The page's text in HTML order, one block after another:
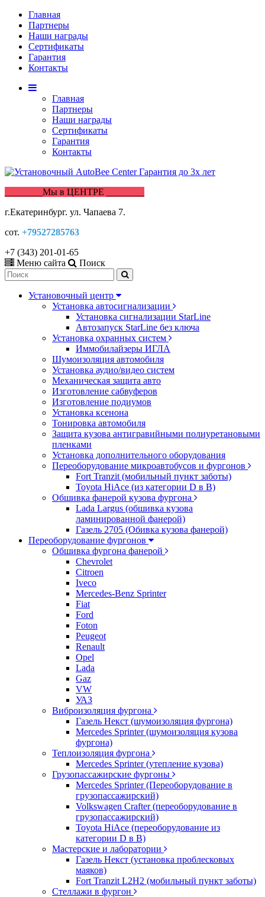
Главная
Партнеры
Наши награды
Сертификаты
Гарантия
Контакты
Главная
Партнеры
Наши награды
Сертификаты
Гарантия
Контакты
________Мы в ЦЕНТРЕ ________
г.Екатеринбург. ул. Чапаева 7.
сот. +79527285763
+7 (343) 201-01-65
Меню сайта
Поиск
Установочный центр
Установка автосигнализации
Установка сигнализации StarLine
Автозапуск StarLine без ключа
Установка охранных систем
Иммобилайзеры ИГЛА
Шумоизоляция автомобиля
Установка аудио/видео систем
Механическая защита авто
Изготовление сабвуферов
Изготовление подиумов
Установка ксенона
Тонировка автомобиля
Защита кузова антигравийными полиуретановыми
пленками
Установка дополнительного оборудования
Переоборудование микроавтобусов и фургонов
Fort Tranzit (мобильный пункт заботы)
Toyota HiAce (из категории D в B)
Обшивка фанерой кузова фургона
Lada Largus (обшивка кузова
ламинированной фанерой)
Газель 2705 (Обивка кузова фанерой)
Переоборудование фургонов
Обшивка фургона фанерой
Chevrolet
Citroen
Iveco
Mercedes-Benz Sprinter
Fiat
Ford
Foton
Peugeot
Renault
Opel
Lada
Gaz
VW
УАЗ
Виброизоляция фургона
Газель Некст (шумоизоляция фургона)
Mercedes Sprinter (шумоизоляция кузова
фургона)
Теплоизоляция фургона
Mercedes Sprinter (утепление кузова)
Грузопассажирские фургоны
Mercedes Sprinter (Переоборудование в
грузопассажирский)
Volkswagen Crafter (переоборудование в
грузопассажирский)
Toyota HiAce (переоборудование из
категории D в B)
Мастерские и лаборатории
Газель Некст (установка проблесковых
маяков)
Fort Tranzit L2H2 (мобильный пункт заботы)
Стеллажи в фургон